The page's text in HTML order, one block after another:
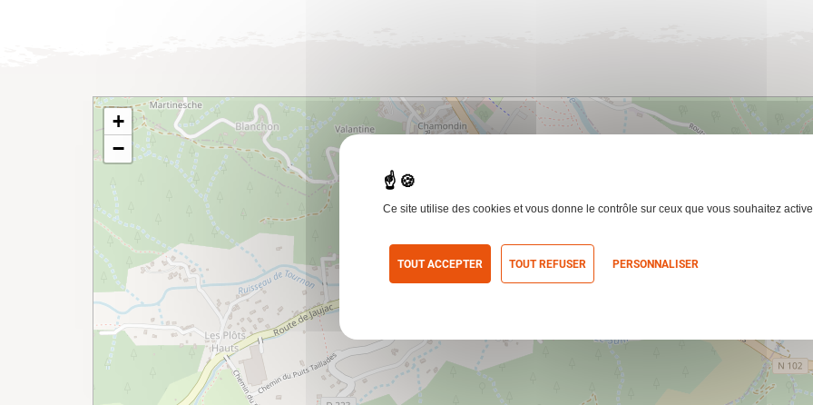
+
−
Ce site utilise des cookies et vous donne le contrôle sur ceux que vous souhaitez
TOUT ACCEPTER TOUT REFUSER PERSONNALISER